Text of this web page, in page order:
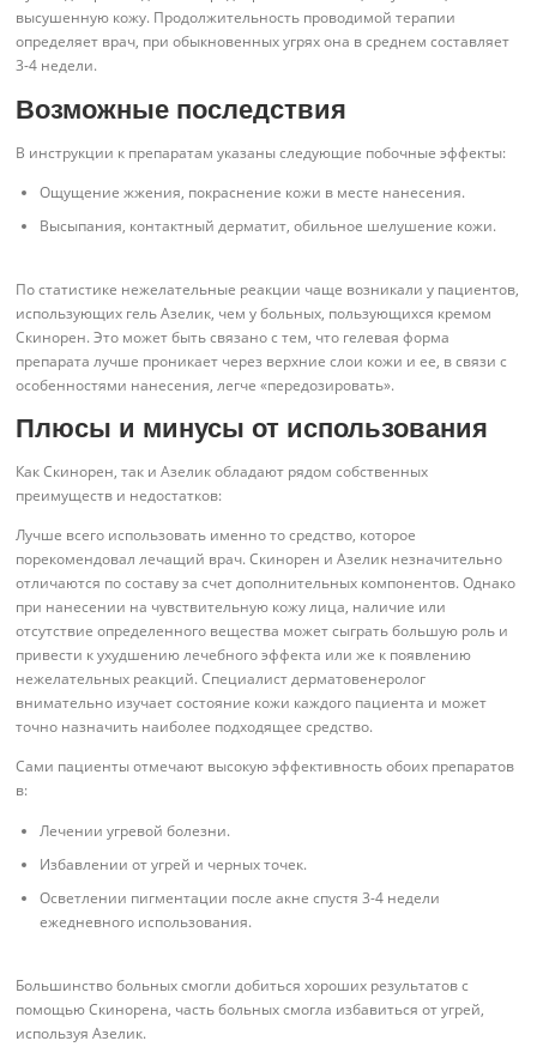
высушенную кожу. Продолжительность проводимой терапии
определяет врач, при обыкновенных угрях она в среднем составляет
3-4 недели.
Возможные последствия
В инструкции к препаратам указаны следующие побочные эффекты:
Ощущение жжения, покраснение кожи в месте нанесения.
Высыпания, контактный дерматит, обильное шелушение кожи.
По статистике нежелательные реакции чаще возникали у пациентов,
использующих гель Азелик, чем у больных, пользующихся кремом
Скинорен. Это может быть связано с тем, что гелевая форма
препарата лучше проникает через верхние слои кожи и ее, в связи с
особенностями нанесения, легче «передозировать».
Плюсы и минусы от использования
Как Скинорен, так и Азелик обладают рядом собственных
преимуществ и недостатков:
Лучше всего использовать именно то средство, которое
порекомендовал лечащий врач. Скинорен и Азелик незначительно
отличаются по составу за счет дополнительных компонентов. Однако
при нанесении на чувствительную кожу лица, наличие или
отсутствие определенного вещества может сыграть большую роль и
привести к ухудшению лечебного эффекта или же к появлению
нежелательных реакций. Специалист дерматовенеролог
внимательно изучает состояние кожи каждого пациента и может
точно назначить наиболее подходящее средство.
Сами пациенты отмечают высокую эффективность обоих препаратов
в:
Лечении угревой болезни.
Избавлении от угрей и черных точек.
Осветлении пигментации после акне спустя 3-4 недели
ежедневного использования.
Большинство больных смогли добиться хороших результатов с
помощью Скинорена, часть больных смогла избавиться от угрей,
используя Азелик.